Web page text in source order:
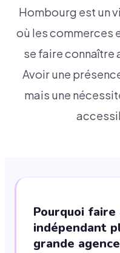
Hombourg est un
où les commerces
se faire connaître
Avoir une
mais une
Pourquoi faire
indépendant
grande